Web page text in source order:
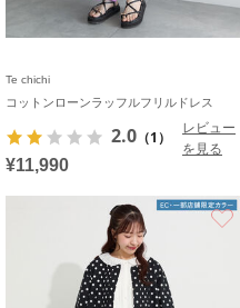
Te chichi
コットンローンラッフルフリルドレス
2.0 （1）
レビュー
を見る
¥11,990